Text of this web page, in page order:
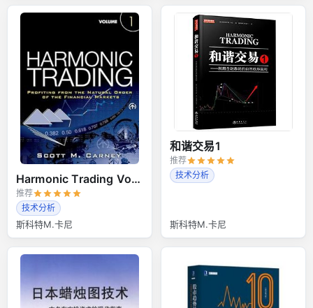
Harmonic Trading Volume 1
推荐
技术分析
斯科特M.卡尼
和谐交易1
推荐
技术分析
斯科特M.卡尼